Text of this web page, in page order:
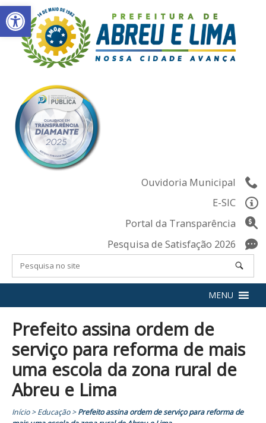
Abrir a barra de ferramentas
Skip
to
content
Ouvidoria Municipal
E-SIC
Portal da Transparência
Pesquisa de Satisfação 2026
MENU
Prefeito assina ordem de
serviço para reforma de mais
uma escola da zona rural de
Abreu e Lima
Início>Educação>Prefeito assina ordem de serviço para reforma de